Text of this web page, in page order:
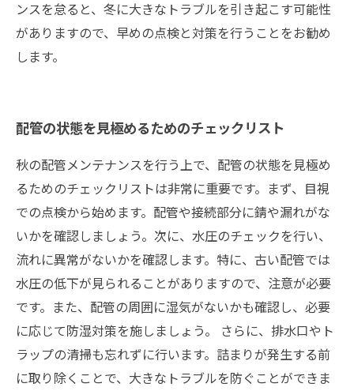
ンスを怠ると、冬に大きなトラブルを引き起こす可能性
がありますので、早めの点検と対策を行うことをお勧め
します。
配管の状態を見極めるためのチェックリスト
秋の配管メンテナンスを行う上で、配管の状態を見極め
るためのチェックリストは非常に重要です。まず、目視
での点検から始めます。配管や接続部分に錆や漏れがな
いかを確認しましょう。次に、水圧のチェックを行い、
流れに異常がないかを確認します。特に、古い配管では
水圧の低下が見られることがありますので、注意が必要
です。また、配管の周囲に湿気がないかも確認し、必要
に応じて防湿対策を施しましょう。 さらに、排水口やト
ラップの清掃も忘れずに行います。詰まりが発生する前
に取り除くことで、大きなトラブルを防ぐことができま